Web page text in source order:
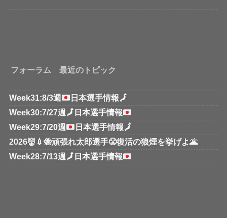
フォーラム 最近のトピック
Week31:8/3週 日本選手情報🗾
Week30:7/27週 🗾 日本選手情報
Week29:7/20週
日本選手情報🗾
2026👹💉🐝頑張れ太郎選手😤復活の狼煙を挙げよ🌋
Week28:7/13週 🗾 日本選手情報